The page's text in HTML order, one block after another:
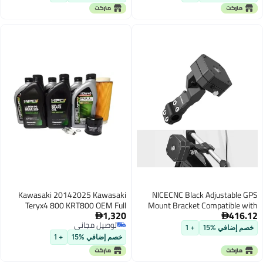
ATV UTV Black
FLHX Road Glide FLTRRoad King
FLHRReplaces for HD 5024507
NICECNC Black Adjustable GPS
Mount Bracket Compatible with
Yamaha Tenere 700 Compatible
with Honda Africa Twin 20162019
Camel ADV Brace Kit for at See
Fitment
416.12
خصم إضافي %15 + 1
Kawasaki 20142025 Kawasaki
Teryx4 800 KRT800 OEM Full
Synthetic Service Kit KAW173
1,320
توصيل مجاني
توصيل مجاني
خصم إضافي %15 + 1